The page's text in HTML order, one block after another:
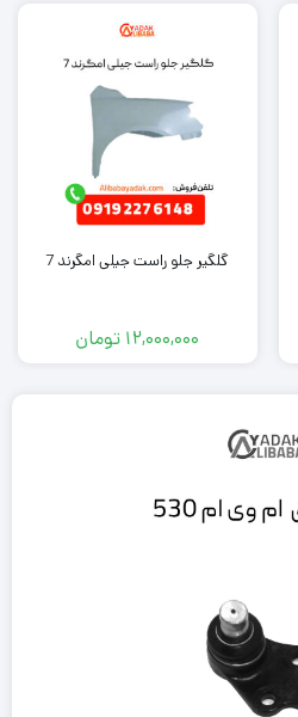
گلگیر جلو راست جیلی امگرند 7
12,000,000 تومان